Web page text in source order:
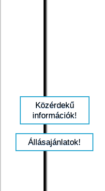
Közérdekű
információk!
Állásajánlatok!